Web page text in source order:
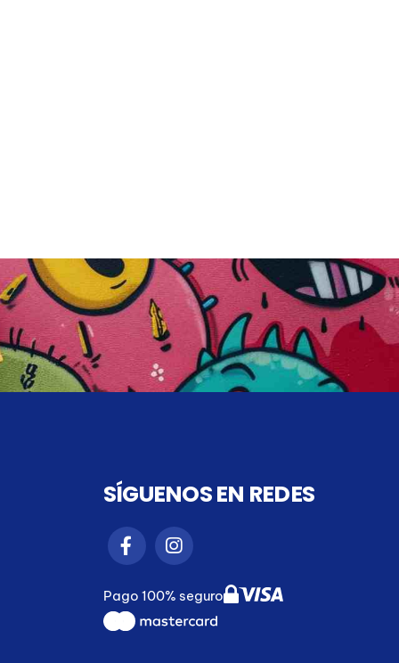
SÍGUENOS EN REDES
Pago 100% seguro